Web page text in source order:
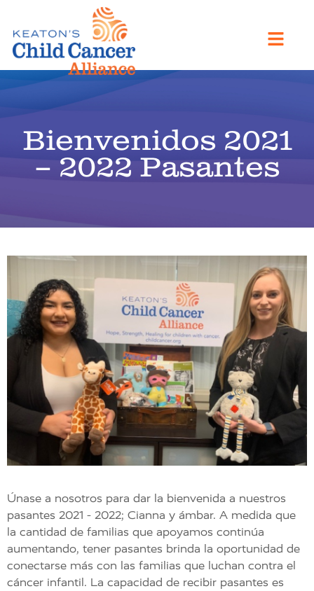
Bienvenidos 2021
– 2022 Pasantes
Únase a nosotros para dar la bienvenida a nuestros
pasantes 2021 - 2022; Cianna y ámbar. A medida que
la cantidad de familias que apoyamos continúa
aumentando, tener pasantes brinda la oportunidad de
conectarse más con las familias que luchan contra el
cáncer infantil. La capacidad de recibir pasantes es